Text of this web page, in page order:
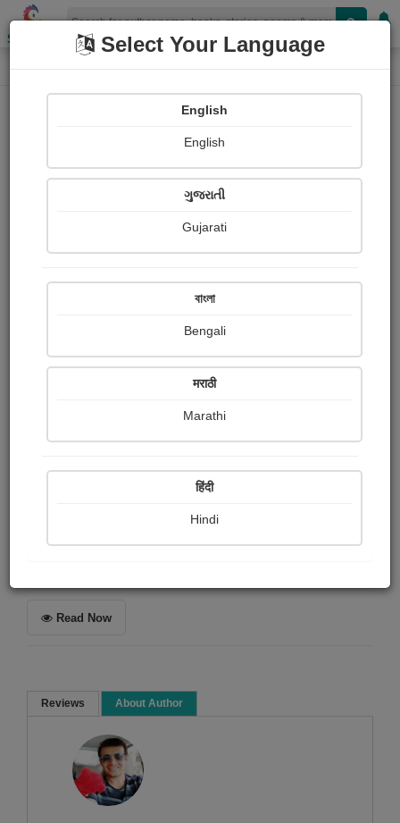
Shopizen
Home Book Details
વીર જશરાજ
Summary
વીર દાદા જશરાજની જીવન કથિનીનું રસપ્રદ વાર્તા સ્વરૂપ..
Short story Historical
Read Now
Reviews About Author
Select Your Language
English
English
ગુજરાતી
Gujarati
বাংলা
Bengali
मराठी
Marathi
हिंदी
Hindi